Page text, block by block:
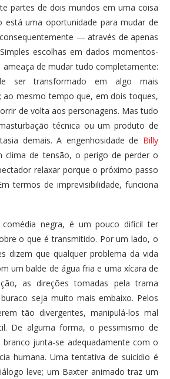
partes de dois mundos em uma coisa
está uma oportunidade para mudar de
— através de apenas
escolhas em dados momentos-
ameaça de mudar tudo completamente:
ser transformado em algo mais
ao mesmo tempo que, em dois toques,
de volta aos personagens. Mas tudo
técnica ou um produto de
demais. A engenhosidade de Billy
clima de tensão, o perigo de perder o
relaxar porque o próximo passo
termos de imprevisibilidade, funciona
negra, é um pouco difícil ter
o que é transmitido. Por um lado, o
dizem que qualquer problema da vida
um balde de água fria e uma xícara de
as direções tomadas pela trama
seja muito mais embaixo. Pelos
tão divergentes, manipulá-los mal
De alguma forma, o pessimismo de
junta-se adequadamente com o
humana. Uma tentativa de suicídio é
leve; um Baxter animado traz um